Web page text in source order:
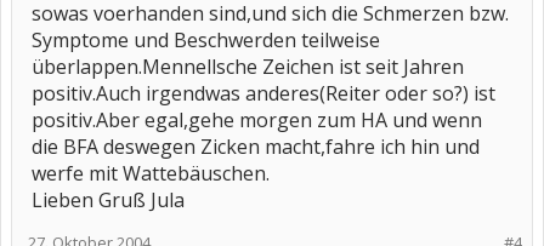
sowas voerhanden sind,und sich die Schmerzen bzw.
Symptome und Beschwerden teilweise
überlappen.Mennellsche Zeichen ist seit Jahren
positiv.Auch irgendwas anderes(Reiter oder so?) ist
positiv.Aber egal,gehe morgen zum HA und wenn
die BFA deswegen Zicken macht,fahre ich hin und
werfe mit Wattebäuschen.
Lieben Gruß Jula